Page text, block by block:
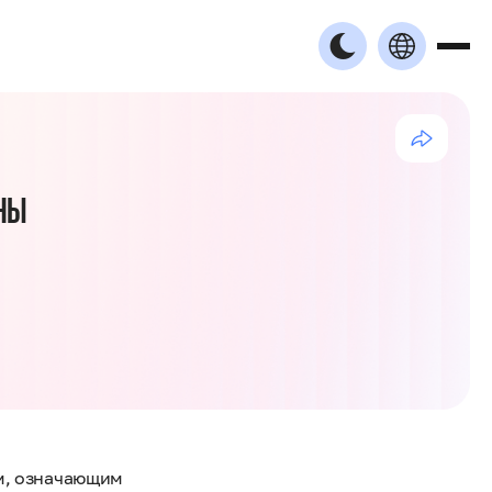
означающим